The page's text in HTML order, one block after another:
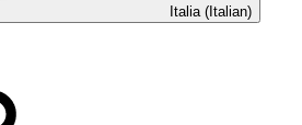
Italia (Italian)